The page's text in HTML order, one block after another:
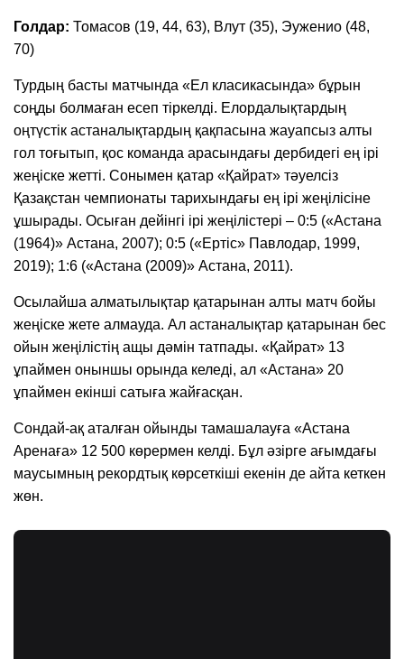
Голдар: Томасов (19, 44, 63), Влут (35), Эуженио (48,
70)
Турдың басты матчында «Ел класикасында» бұрын
соңды болмаған есеп тіркелді. Елордалықтардың
оңтүстік астаналықтардың қақпасына жауапсыз алты
гол тоғытып, қос команда арасындағы дербидегі ең ірі
жеңіске жетті. Сонымен қатар «Қайрат» тәуелсіз
Қазақстан чемпионаты тарихындағы ең ірі жеңілісіне
ұшырады. Осыған дейінгі ірі жеңілістері – 0:5 («Астана
(1964)» Астана, 2007); 0:5 («Ертіс» Павлодар, 1999,
2019); 1:6 («Астана (2009)» Астана, 2011).
Осылайша алматылықтар қатарынан алты матч бойы
жеңіске жете алмауда. Ал астаналықтар қатарынан бес
ойын жеңілістің ащы дәмін татпады. «Қайрат» 13
ұпаймен оныншы орында келеді, ал «Астана» 20
ұпаймен екінші сатыға жайғасқан.
Сондай-ақ аталған ойынды тамашалауға «Астана
Аренаға» 12 500 көрермен келді. Бұл әзірге ағымдағы
маусымның рекордтық көрсеткіші екенін де айта кеткен
жөн.